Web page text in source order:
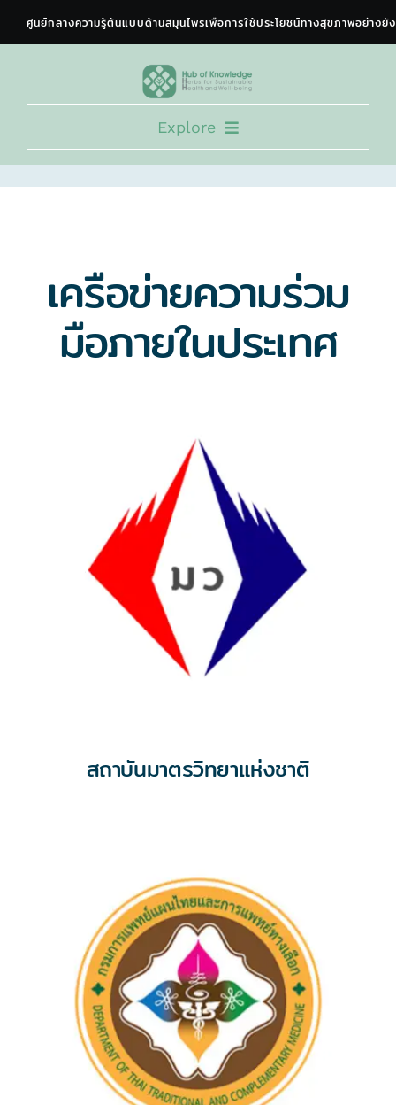
Skip
to
Explore
HOME
NEWS & ACTIVITY
DOCUMENTS
COLLABORATION
เครือข่ายความร่วม
มือภายในประเทศ
สถาบันมาตรวิทยาแห่งชาติ